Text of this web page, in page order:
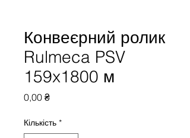
Конвеєрний ролик
Rulmeca PSV
159x1800 м
0,00 ₴Ціна
Кількість *